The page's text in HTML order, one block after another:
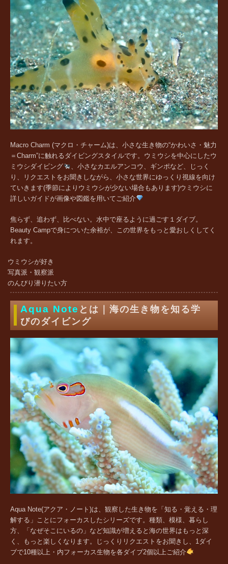
Macro Charm (マクロ・チャーム)は、小さな生き物の“かわいさ・魅力
＝Charm”に触れるダイビングスタイルです。ウミウシを中心にしたウ
ミウシダイビング
、小さなカエルアンコウ、ギンポなど、じっく
り、リクエストをお聞きしながら、小さな世界にゆっくり視線を向け
ていきます(季節によりウミウシが少ない場合もあります)ウミウシに
詳しいガイドが画像や図鑑を用いてご紹介
焦らず、追わず、比べない。水中で座るように過ごす１ダイブ。
Beauty Campで身についた余裕が、この世界をもっと愛おしくしてく
れます。
ウミウシが好き
写真派・観察派
のんびり潜りたい方
Aqua Note とは｜海の生き物を知る学
びのダイビング
Aqua Note(アクア・ノート)は、観察した生き物を「知る・覚える・理
解する」ことにフォーカスしたシリーズです。種類、模様、暮らし
方、「なぜそこにいるの」など知識が増えると海の世界はもっと深
く、もっと楽しくなります。じっくりリクエストをお聞きし、 1ダイ
ブで10種以上・内フォーカス生物を各ダイブ2個以上ご紹介